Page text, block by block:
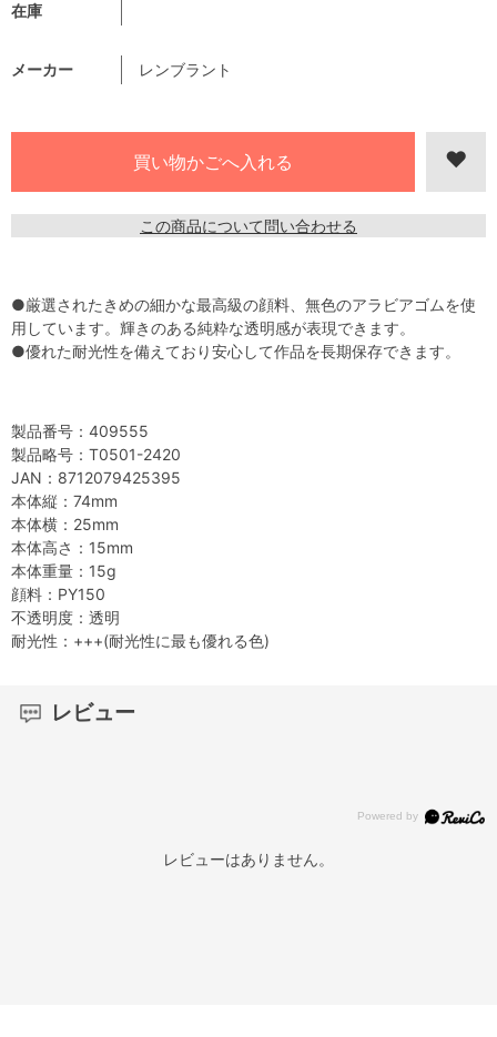
在庫
メーカー レンブラント
この商品について問い合わせる
●厳選されたきめの細かな最高級の顔料、無色のアラビアゴムを使
用しています。輝きのある純粋な透明感が表現できます。
●優れた耐光性を備えており安心して作品を長期保存できます。
製品番号：409555
製品略号：T0501-2420
JAN：8712079425395
本体縦：74mm
本体横：25mm
本体高さ：15mm
本体重量：15g
顔料：PY150
不透明度：透明
耐光性：+++(耐光性に最も優れる色)
レビュー
レビューはありません。